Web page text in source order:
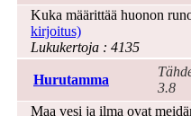
Kuka määrittää huonon
kirjoitus)
Lukukertoja : 4135
Hurutamma
3.8
Maa vesi ja ilma ovat